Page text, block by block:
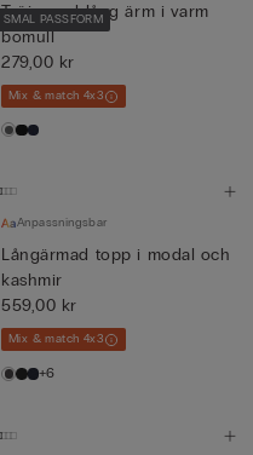
SMAL PASSFORM
Tröja med lång ärm i varm
bomull
279,00 kr
Mix & match 4x3
Anpassningsbar
Långärmad topp i modal och
kashmir
559,00 kr
Mix & match 4x3
+6